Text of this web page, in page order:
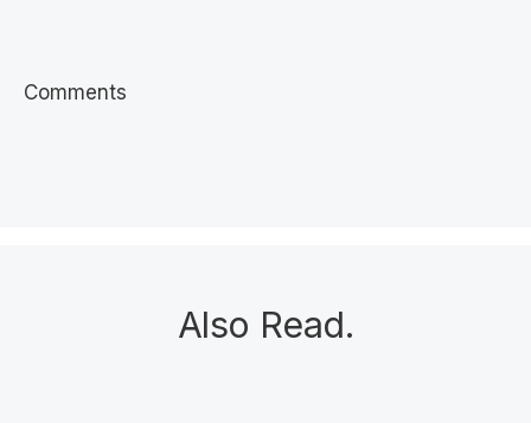
Comments
Also Read.